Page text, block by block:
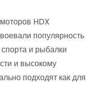
HDX
популярность
и рыбалки
и высокому
подходят как для